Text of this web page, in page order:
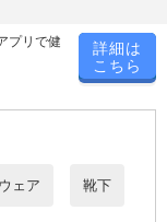
つきません。
シューズ、エスパド
OK！
で履いているかの
プリで健
詳細は
こちら
ェア 靴下